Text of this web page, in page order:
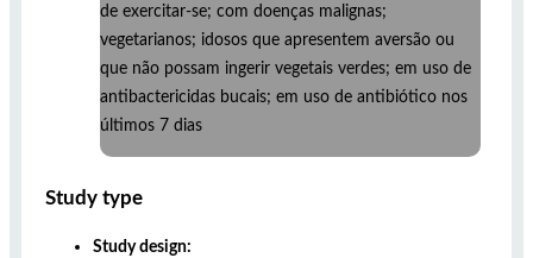
de exercitar-se; com doenças malignas;
vegetarianos; idosos que apresentem aversão ou
que não possam ingerir vegetais verdes; em uso de
antibactericidas bucais; em uso de antibiótico nos
últimos 7 dias
Study type
Study design: